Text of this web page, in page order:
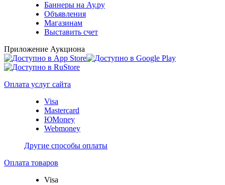
Баннеры на Ау.ру
Объявления
Магазинам
Выставить счет
Приложение Аукциона
Оплата услуг сайта
Visa
Mastercard
ЮMoney
Webmoney
Другие способы оплаты
Оплата товаров
Visa